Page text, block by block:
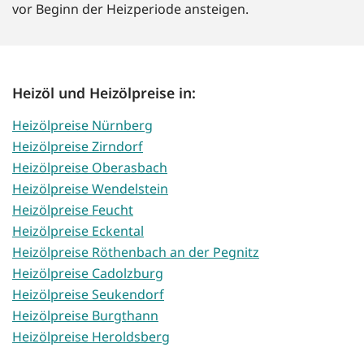
vor Beginn der Heizperiode ansteigen.
Heizöl und Heizölpreise in:
Heizölpreise Nürnberg
Heizölpreise Zirndorf
Heizölpreise Oberasbach
Heizölpreise Wendelstein
Heizölpreise Feucht
Heizölpreise Eckental
Heizölpreise Röthenbach an der Pegnitz
Heizölpreise Cadolzburg
Heizölpreise Seukendorf
Heizölpreise Burgthann
Heizölpreise Heroldsberg